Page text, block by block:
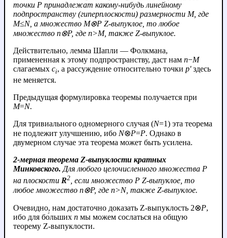
точки P принадлежат какому-нибудь линейному
подпространству (гиперплоскости) размерности M, где
M≤N, а множество M⊗P Z-выпуклое, то любое
множество n⊗P, где n>M, также Z-выпуклое.
Действительно, лемма Шапли — Фолкмана,
примененная к этому подпространству, даст нам n−M
слагаемых ci, а рассуждение относительно точки p'здесь
не меняется.
Предыдущая формулировка теоремы получается при
M=N.
Для тривиального одномерного случая (N=1) эта теорема
не подлежит улучшению, ибо N⊗P=P. Однако в
двумерном случае эта теорема может быть усилена.
2-мерная теорема Z-выпуклости кратных
Минковского. Для любого целочисленного множества P
на плоскости R2 , если множество P Z-выпуклое, то
любое множество n⊗P, где n>N, также Z-выпуклое.
Очевидно, нам достаточно доказать Z-выпуклость 2⊗P,
ибо для бо́льших n мы можем сослаться на общую
теорему Z-выпуклости.